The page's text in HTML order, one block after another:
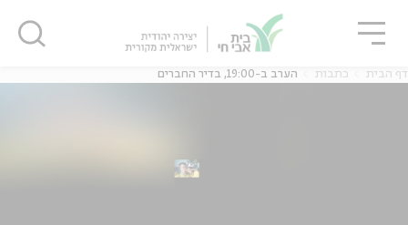
דף הבית כתבות הערב ב-19:00, בדיר החברים
סגור